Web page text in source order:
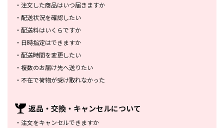
・ 注文した商品はいつ届きますか
・ 配送状況を確認したい
・ 配送料はいくらですか
・ 日時指定はできますか
・ 配送時間を変更したい
・ 複数のお届け先へ送りたい
・ 不在で荷物が受け取れなかった
返品・交換・ キャンセルについて
・ 注文をキャンセルできますか